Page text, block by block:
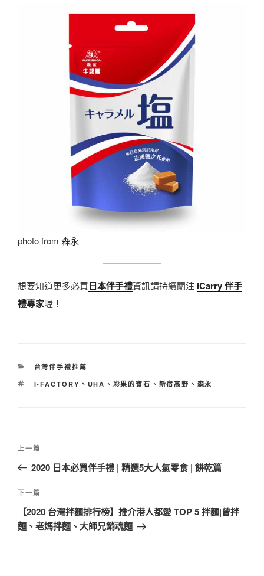
photo from 森永
想要知道更多必買日本伴手禮資訊請持續關注 iCarry 伴手
禮專家喔！
分
台灣伴手禮推薦
標
I-FACTORY 、 UHA 、 彩果的寶石 、 新宿高野 、 森永
文
導
覽
上
一
文
章
上一篇
2020 日本必買伴手禮 | 精選5大人氣零食 | 餅乾篇
下
一
篇
下一篇
【2020 台灣拌麵排行榜】推介港人都愛 TOP 5 拌麵|曾拌
麵、老媽拌麵、大師兄銷魂麵